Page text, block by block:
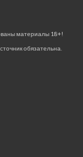
материалы 18+!
обязательна.